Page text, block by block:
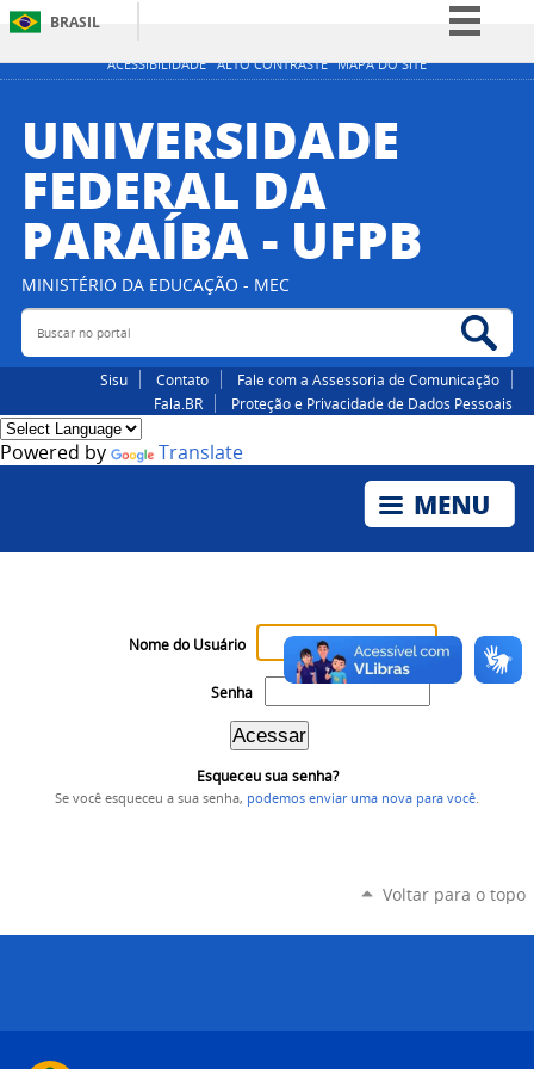
ACESSIBILIDADE ALTO CONTRASTE MAPA DO SITE
BRASIL
Simplifique!
Participe
Acesso à informação
Canais
UNIVERSIDADE
FEDERAL DA
PARAÍBA - UFPB
MINISTÉRIO DA EDUCAÇÃO - MEC
Buscar no portal
Sisu Contato
Fale com a Assessoria de Comunicação
Fala.BR
Proteção e Privacidade de Dados Pessoais
Powered by Translate
Nome do Usuário
Senha
Esqueceu sua senha?
Se você esqueceu a sua senha, podemos enviar uma nova para você
Voltar para o topo